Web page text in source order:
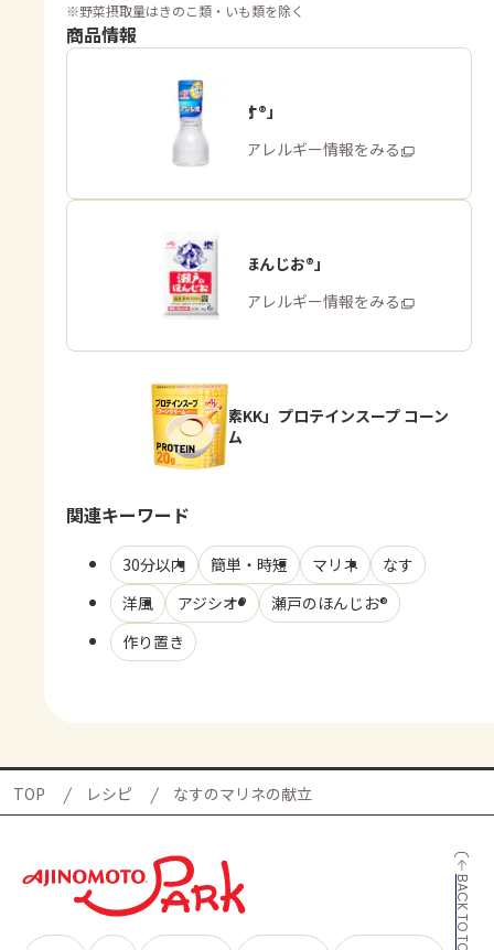
※野菜摂取量はきのこ類・いも類を除く
商品情報
「アジシオ®」
商品・アレルギー情報をみる
「瀬戸のほんじお®」
商品・アレルギー情報をみる
「味の素KK」プロテインスープ コーン
クリーム
関連キーワード
30分以内 簡単・時短 マリネ
なす
洋風
アジシオ®
瀬戸のほんじお®
作り置き
TOP レシピ なすのマリネの献立
BACK TO TOP